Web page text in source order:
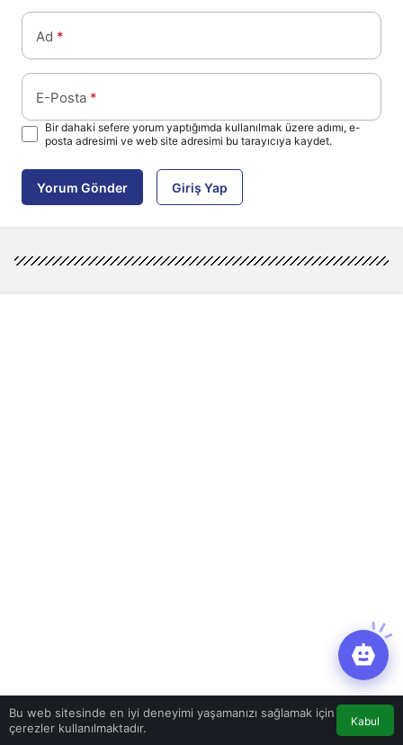
Ad *
E-Posta *
Bir dahaki sefere yorum yaptığımda kullanılmak üzere adımı, e-
posta adresimi ve web site adresimi bu tarayıcıya kaydet.
Yorum Gönder Giriş Yap
Haberler Magazin Ünlü şarkıcı Yusuf Güney
Bu web sitesinde en iyi deneyimi yaşamanızı sağlamak için
çerezler kullanılmaktadır.
Kabul